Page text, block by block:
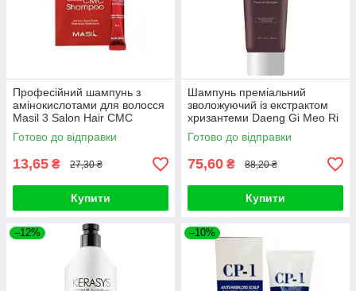
Професійний шампунь з
амінокислотами для волосся
Masil 3 Salon Hair CMC
Shampoo (1 шт)
Готово до відправки
13,65 ₴ 27,30 ₴
Купити
Шампунь преміальний
зволожуючий із екстрактом
хризантеми Daeng Gi Meo Ri
Ki Gold Shampoo 50ml
Готово до відправки
75,60 ₴ 88,20 ₴
Купити
–12% –10%